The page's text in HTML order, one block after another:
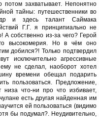
потом захватывает. Непонятно
тайны: путешественники во
и здесь талант Саймака
Г.Г. я принципиально не
собственно из-за чего? Герой
высокомерия. Но в чём оно
добился?! Только подтвердил
исключительно агрессивные
не сделал, наоборот хотел
времени обещал подарить
пользоваться. Предложение,
низа что-ни про что избивает,
есть другая найденная им
ей пользоваться (видимо
бы подумал?. Неудивительно,